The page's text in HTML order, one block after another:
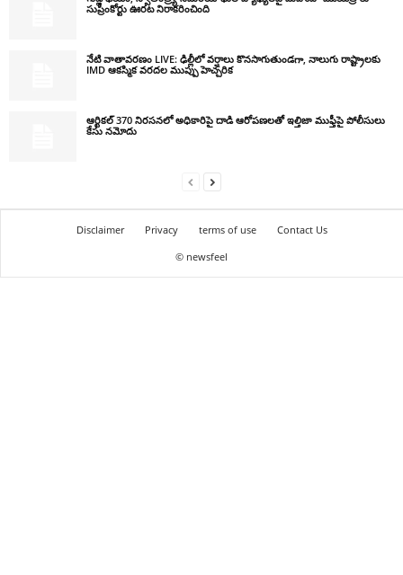
సుప్రీంకోర్టు ఊరట నిరాకరించింది
నేటి వాతావరణం LIVE: ఢిల్లీలో వర్షాలు కొనసాగుతుండగా, నాలుగు రాష్ట్రాలకు
IMD ఆకస్మిక వరదల ముప్పు హెచ్చరిక
ఆర్టికల్ 370 నిరసనలో అధికారిపై దాడి ఆరోపణలతో ఇల్తిజా ముఫ్తీపై పోలీసులు
కేసు నమోదు
Disclaimer Privacy terms of use
Contact Us
© newsfeel